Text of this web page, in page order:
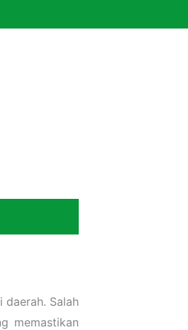
Salah
memastikan